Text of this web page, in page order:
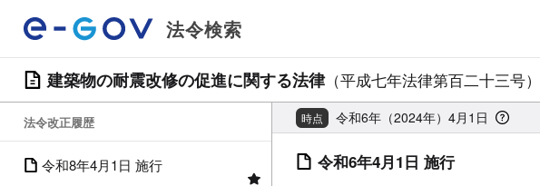
法令検索
建築物の耐震改修の促進に関する法律（平成七年法律第百二十三号）
法令改正履歴
令和8年4月1日 施行
時点 令和6年（2024年）4月1日
令和6年4月1日 施行